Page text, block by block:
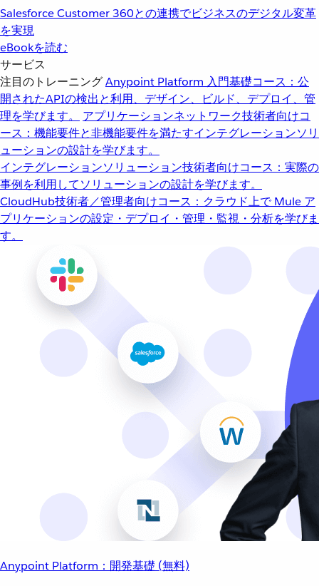
Salesforce Customer 360との連携でビジネスのデジタル変革
を実現
eBookを読む
サービス
注目のトレーニングAnypoint Platform 入門基礎コース：公
開されたAPIの検出と利用、デザイン、ビルド、デプロイ、管
理を学びます。
アプリケーションネットワーク技術者向けコ
ース：機能要件と非機能要件を満たすインテグレーションソリ
ューションの設計を学びます。
インテグレーションソリューション技術者向けコース：実際の
事例を利用してソリューションの設計を学びます。
CloudHub技術者／管理者向けコース：クラウド上で Mule ア
プリケーションの設定・デプロイ・管理・監視・分析を学びま
す。
Anypoint Platform：開発基礎 (無料)